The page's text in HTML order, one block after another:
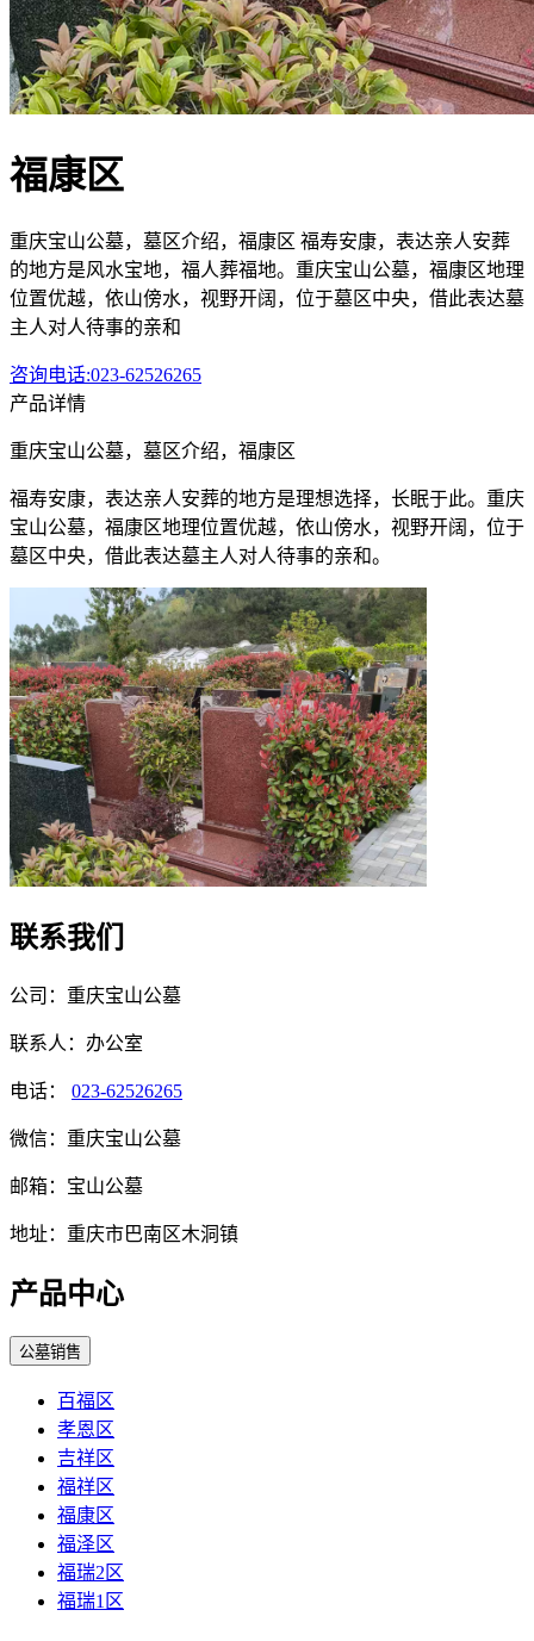
福康区
重庆宝山公墓，墓区介绍，福康区 福寿安康，表达亲人安葬
的地方是风水宝地，福人葬福地。重庆宝山公墓，福康区地理
位置优越，依山傍水，视野开阔，位于墓区中央，借此表达墓
主人对人待事的亲和
咨询电话:023-62526265
产品详情
重庆宝山公墓，墓区介绍，福康区
福寿安康，表达亲人安葬的地方是理想选择，长眠于此。重庆
宝山公墓，福康区地理位置优越，依山傍水，视野开阔，位于
墓区中央，借此表达墓主人对人待事的亲和。
联系我们
公司：重庆宝山公墓
联系人：办公室
电话： 023-62526265
微信：重庆宝山公墓
邮箱：宝山公墓
地址：重庆市巴南区木洞镇
产品中心
公墓销售
百福区
孝恩区
吉祥区
福祥区
福康区
福泽区
福瑞2区
福瑞1区